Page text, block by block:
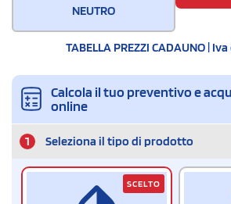
NEUTRO
TABELLA PREZZI CADAUNO |
Calcola il tuo preventivo e
online
1 Seleziona il tipo di prodotto
SCELTO